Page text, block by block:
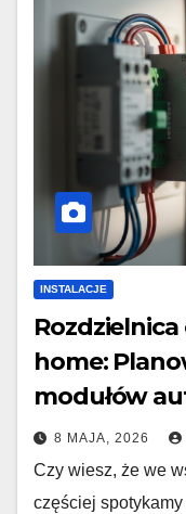
INSTALACJE
home:
modułów
8 MAJA, 2026
Czy wiesz, że we
częściej